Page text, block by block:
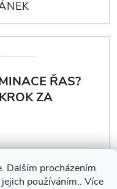
Dalším procházením
používáním.. Více
ŘAS?
ZA